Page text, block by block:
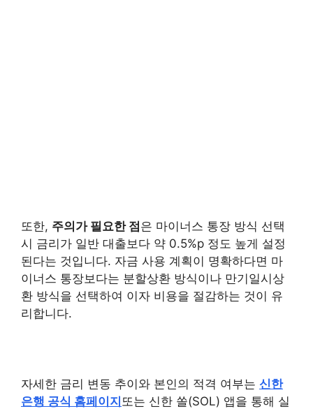
또한, 주의가 필요한 점 은 마이너스 통장 방식 선택
시 금리가 일반 대출보다 약 0.5%p 정도 높게 설정
된다는 것입니다. 자금 사용 계획이 명확하다면 마
이너스 통장보다는 분할상환 방식이나 만기일시상
환 방식을 선택하여 이자 비용을 절감하는 것이 유
리합니다.
자세한 금리 변동 추이와 본인의 적격 여부는 신한
은행 공식 홈페이지 또는 신한 쏠(SOL) 앱을 통해 실